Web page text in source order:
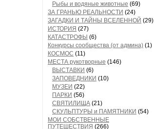
Рыбы и водяные животные (69)
ЗА ГРАНЬЮ РЕАЛЬНОСТИ (24)
ЗАГАДКИ И ТАЙНЫ ВСЕЛЕННОЙ (29)
ИСТОРИЯ (27)
КАТАСТРОФЫ (6)
Конкурсы сообщества (от админа) (1)
КОСМОС (11)
МЕСТА рукотворные (146)
ВЫСТАВКИ (6)
ЗАПОВЕДНИКИ (10)
МУЗЕИ (22)
ПАРКИ (56)
СВЯТИЛИЩА (21)
СКУЛЬПТУРЫ и ПАМЯТНИКИ (54)
МОИ СОБСТВЕННЫЕ
ПУТЕШЕСТВИЯ (266)